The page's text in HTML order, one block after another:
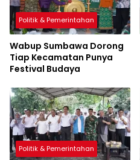
Politik & Pemerintahan
Wabup Sumbawa Dorong
Tiap Kecamatan Punya
Festival Budaya
Politik & Pemerintahan